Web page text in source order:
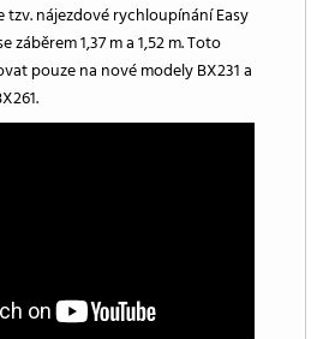
nájezdové rychloupínání Easy
záběrem 1,37 m a 1,52 m. Toto
pouze na nové modely BX231 a